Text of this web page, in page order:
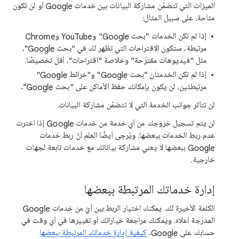
الميزات التي تتضمّن مشاركة البيانات بين خدمات Google أو لن تكون
متاحة. على سبيل المثال:
إذا لم تكن الخدمات "بحث Google" وYouTube وChrome
مرتبطة، ستكون الاقتراحات التي تظهر لك في "بحث Google"،
مثل "فيديوهات مقترَحة" وخلاصة "اقتراحات"، أقل تخصيصًا.
إذا لم تكن الخدمتان "بحث Google" و"خرائط Google"
مرتبطتَين، لن يكون بإمكانك حفظ الأماكن على "بحث Google".
لن تتأثر جوانب الخدمة التي لا تتضمّن مشاركة البيانات.
لن يتم تسجيل خروجك من أي خدمة من خدمات Google إذا اخترت
عدم ربط الخدمات ببعضها. ويُرجى أيضًا العلم أنّ ربط خدمات
Google ببعضها لا يعني مشاركة بياناتك مع خدمات تابعة لجهات
خارجية.
إدارة خدماتك المرتبطة ببعضها
الكلمة الأخيرة لك. يمكنك اختيار الربط بين أيّ من خدمات Google
المدرَجة أعلاه. ويمكنك مراجعة خياراتك أو تغييرها في أي وقت في
حسابك على Google.
كيفية إدارة خدماتك المرتبطة ببعضها